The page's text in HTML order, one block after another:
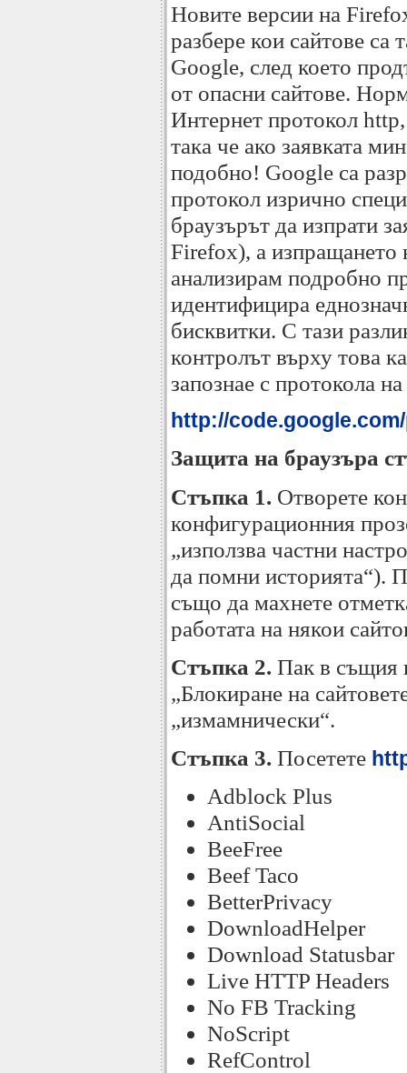
Новите версии на
разбере кои сайтове са
Google, след което
от опасни сайтове.
Интернет протокол
така че ако заявката
подобно! Google са
протокол изрично
браузърът да изпрати
Firefox), а изпращането
анализирам подробно
идентифицира
бисквитки. С тази
контролът върху това
запознае с протокола
http://
Защита на браузъра
Стъпка 1. Отворете
конфигурационния
„използва частни
да помни историята“).
също да махнете
работата на някои
Стъпка 2. Пак в същия
„Блокиране на
„измамнически“.
Стъпка 3. Посетете
Adblock Plus
AntiSocial
BeeFree
Beef Taco
BetterPrivacy
DownloadHelper
Download Statusbar
Live HTTP Headers
No FB Tracking
NoScript
RefControl